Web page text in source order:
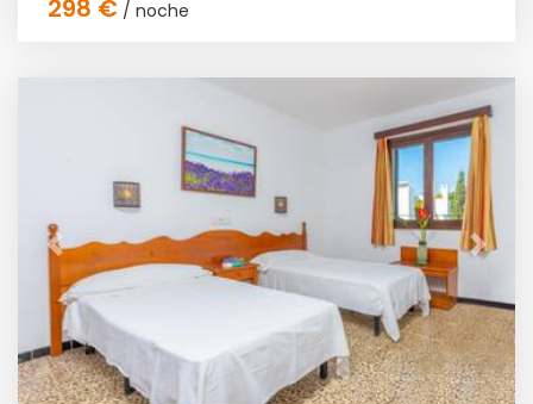
298 € / noche